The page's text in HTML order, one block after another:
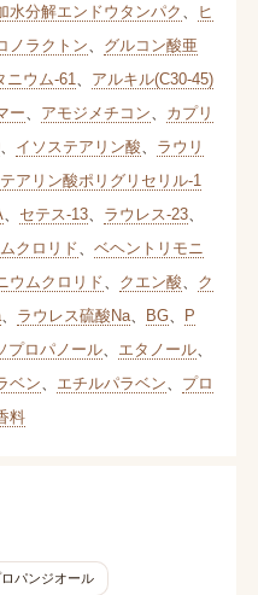
水分解エンドウタンパク
ヒ
ノラクトン
グルコン酸亜
ニウム-61
アルキル(C30-45)
ー
アモジメチコン
カプリ
、 イソステアリン酸
ラウリ
アリン酸ポリグリセリル-1
セテス-13、 ラウレス-23、
クロリド
ベヘントリモニ
ウムクロリド クエン酸
ク
、 ラウレス硫酸Na、 BG、 P
プロパノール、 エタノール、
ベン エチルパラベン
プロ
料
ロパンジオール